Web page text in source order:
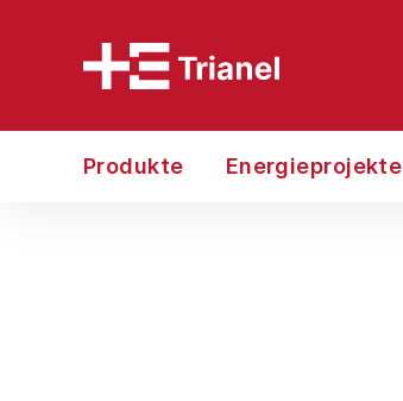
Produkte Energieprojekte